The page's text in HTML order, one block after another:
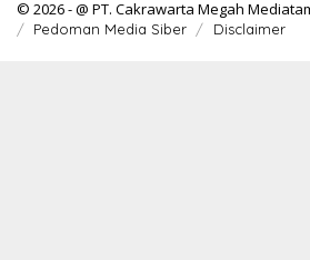
© 2026 - @ PT. Cakrawarta Megah
Pedoman Media Siber Disclaimer